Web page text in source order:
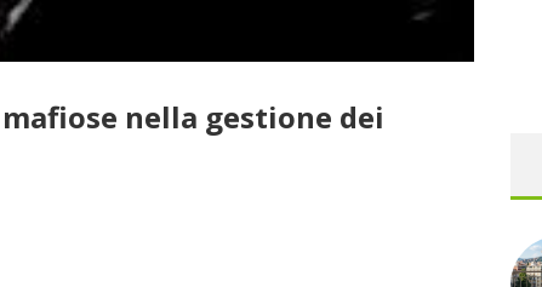
nella gestione dei